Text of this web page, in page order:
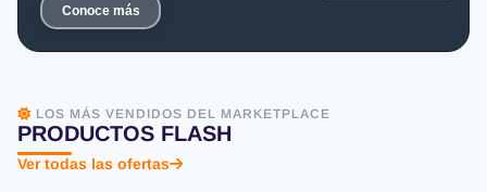
Conoce más
LOS MÁS VENDIDOS DEL MARKETPLACE
PRODUCTOS FLASH
Ver todas las ofertas